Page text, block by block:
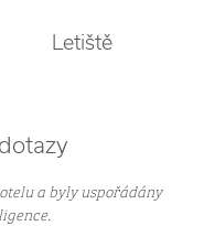
Letiště
a byly uspořádány